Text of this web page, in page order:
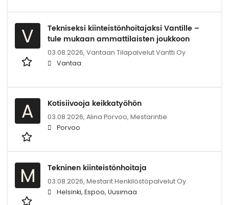
V
Tekniseksi kiinteistönhoitajaksi Vantille –
tule mukaan ammattilaisten joukkoon
03.08.2026, Vantaan Tilapalvelut Vantti Oy
Vantaa
A Kotisiivooja keikkatyöhön
03.08.2026, Alina Porvoo, Mestarintie
Porvoo
M Tekninen kiinteistönhoitaja
03.08.2026, Mestarit Henkilöstöpalvelut Oy
Helsinki, Espoo, Uusimaa